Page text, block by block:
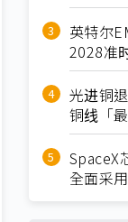
英特尔
2028准
光进铜
铜线「
全面采